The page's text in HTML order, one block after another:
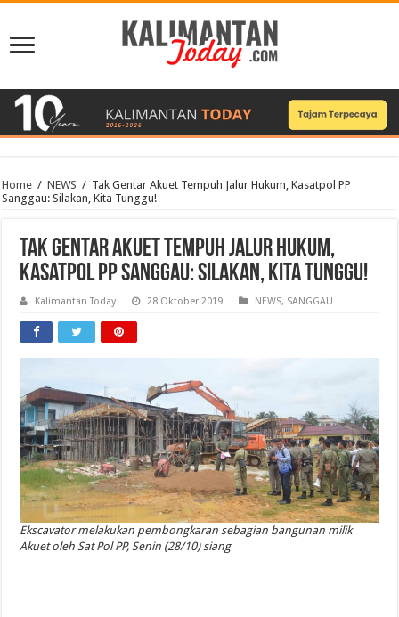
Home / NEWS / Tak Gentar Akuet Tempuh Jalur Hukum, Kasatpol PP
Sanggau: Silakan, Kita Tunggu!
Tak Gentar Akuet Tempuh Jalur Hukum,
Kasatpol PP Sanggau: Silakan, Kita Tunggu!
Kalimantan Today 28 Oktober 2019 NEWS, SANGGAU
Ekscavator melakukan pembongkaran sebagian bangunan milik
Akuet oleh Sat Pol PP, Senin (28/10) siang